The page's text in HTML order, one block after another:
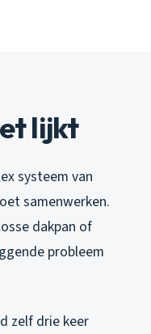
lijkt
systeem van
samenwerken.
dakpan of
probleem
zelf drie keer